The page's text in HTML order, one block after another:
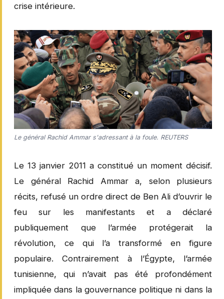
crise intérieure.
Le général Rachid Ammar s'adressant à la foule. REUTERS
Le 13 janvier 2011 a constitué un moment décisif.
Le général Rachid Ammar a, selon plusieurs
récits, refusé un ordre direct de Ben Ali d’ouvrir le
feu sur les manifestants et a déclaré
publiquement que l’armée protégerait la
révolution, ce qui l’a transformé en figure
populaire. Contrairement à l’Égypte, l’armée
tunisienne, qui n’avait pas été profondément
impliquée dans la gouvernance politique ni dans la